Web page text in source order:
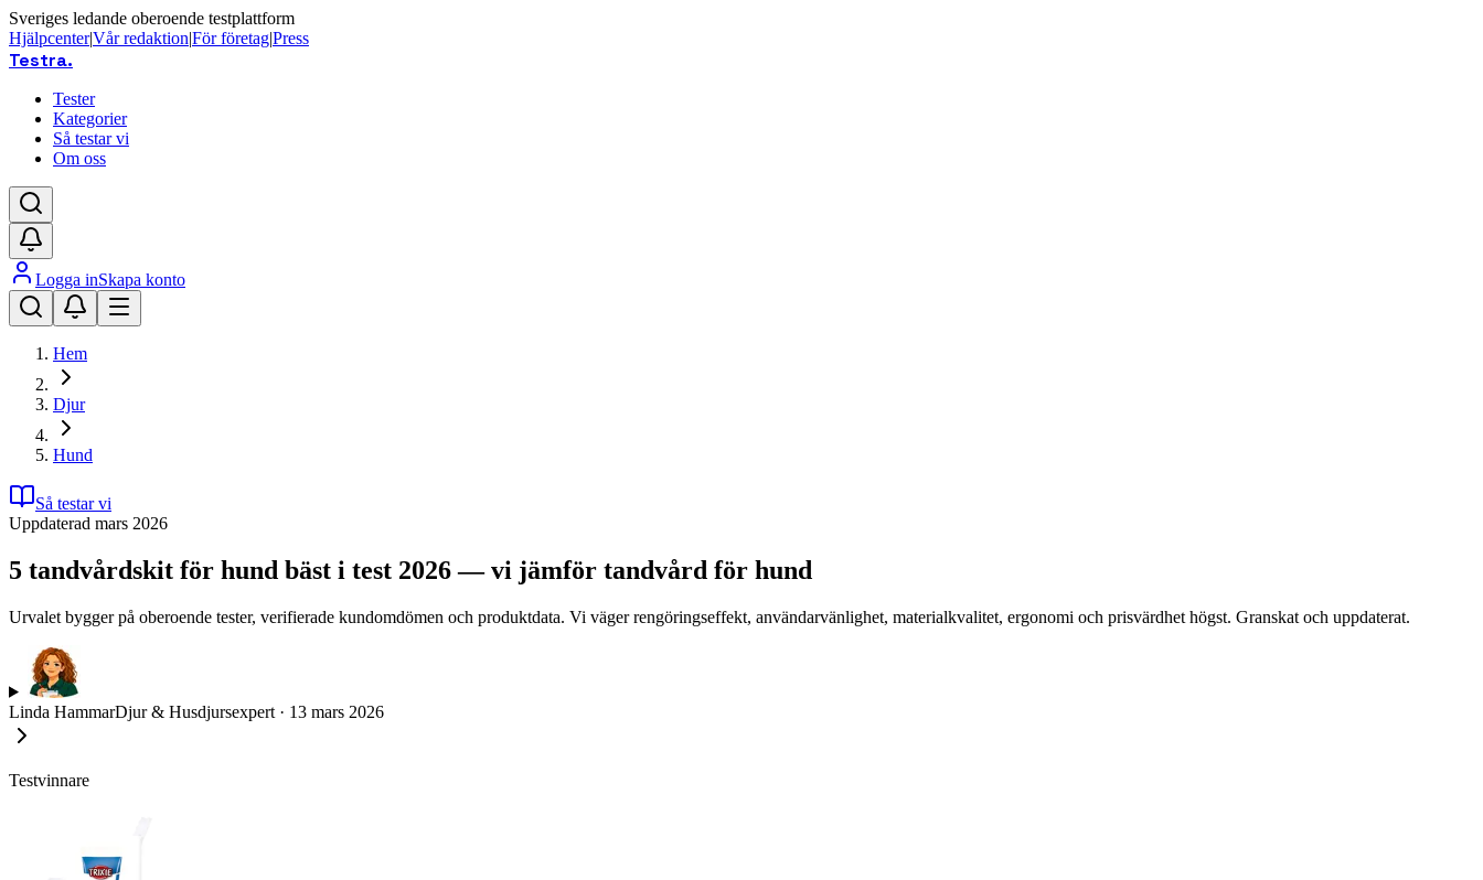
Sveriges ledande oberoende testplattform
Hjälpcenter|Vår redaktion|För företag|Press
Testra.
Tester
Kategorier
Så testar vi
Om oss
Logga inSkapa konto
Hem
Djur
Hund
Så testar vi
Uppdaterad mars 2026
5 tandvårdskit för hund bäst i test 2026 — vi jämför tandvård för hund
Urvalet bygger på oberoende tester, verifierade kundomdömen och produktdata. Vi väger rengöringseffekt, användarvänlighet, materialkvalitet, ergonomi och prisvärdhet högst. Granskat och uppdaterat.
Linda HammarDjur & Husdjursexpert · 13 mars 2026
Testvinnare